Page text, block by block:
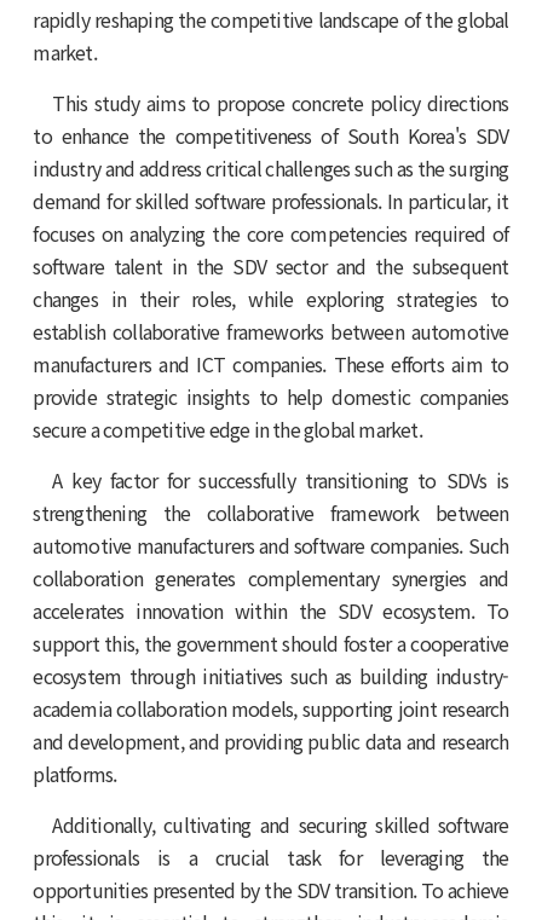
rapidly reshaping the competitive landscape of the global
market.
This study aims to propose concrete policy directions
to enhance the competitiveness of South Korea's SDV
industry and address critical challenges such as the surging
demand for skilled software professionals. In particular, it
focuses on analyzing the core competencies required of
software talent in the SDV sector and the subsequent
changes in their roles, while exploring strategies to
establish collaborative frameworks between automotive
manufacturers and ICT companies. These efforts aim to
provide strategic insights to help domestic companies
secure a competitive edge in the global market.
A key factor for successfully transitioning to SDVs is
strengthening the collaborative framework between
automotive manufacturers and software companies. Such
collaboration generates complementary synergies and
accelerates innovation within the SDV ecosystem. To
support this, the government should foster a cooperative
ecosystem through initiatives such as building industry-
academia collaboration models, supporting joint research
and development, and providing public data and research
platforms.
Additionally, cultivating and securing skilled software
professionals is a crucial task for leveraging the
opportunities presented by the SDV transition. To achieve